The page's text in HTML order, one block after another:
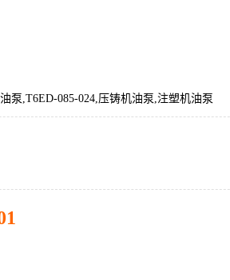
泵,T6ED-085-024,压铸机油泵,注塑机油泵